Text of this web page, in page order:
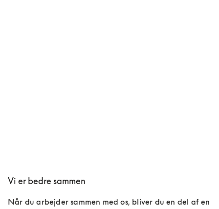
Vi er bedre sammen
Når du arbejder sammen med os, bliver du en del af en